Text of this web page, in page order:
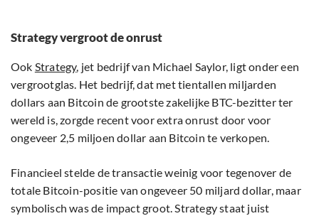
Strategy vergroot de onrust
Ook Strategy, jet bedrijf van Michael Saylor, ligt onder een
vergrootglas. Het bedrijf, dat met tientallen miljarden
dollars aan Bitcoin de grootste zakelijke BTC-bezitter ter
wereld is, zorgde recent voor extra onrust door voor
ongeveer 2,5 miljoen dollar aan Bitcoin te verkopen.
Financieel stelde de transactie weinig voor tegenover de
totale Bitcoin-positie van ongeveer 50 miljard dollar, maar
symbolisch was de impact groot. Strategy staat juist